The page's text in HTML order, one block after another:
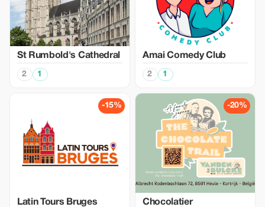
St Rumbold's Cathedral
2 1
Amai Comedy Club
2 1
-15%
Latin Tours Bruges
-20%
Chocolatier